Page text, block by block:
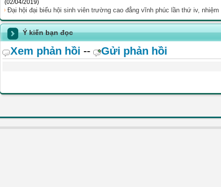
(02/04/2019)
Đại hội đại biểu hội sinh viên trường cao đẳng vĩnh phúc lần thứ iv, nhiệm
Ý kiến bạn đọc
Xem phản hồi -- Gửi phản hồi